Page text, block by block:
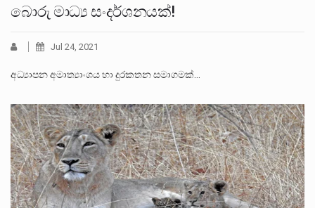
බොරු මාධ්‍ය සංදර්ශනයක්!
Jul 24, 2021
අධ්‍යාපන අමාත්‍යාංශය හා දුරකතන සමාගමක්…